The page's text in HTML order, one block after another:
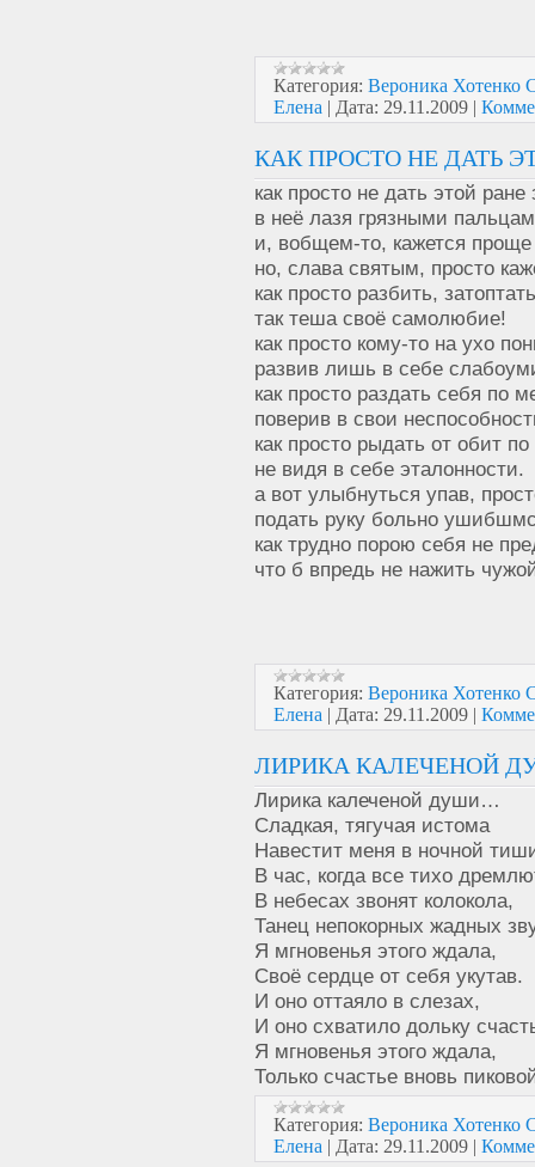
Категория: Вероника
Елена | Дата: 29.11.2009 |
КАК ПРОСТО НЕ ДАТЬ
как просто не дать этой ране
в неё лазя грязными
и, вобщем-то, кажется
но, слава святым, просто
как просто разбить,
так теша своё самолюбие!
как просто кому-то на ухо
развив лишь в себе
как просто раздать себя по
поверив в свои
как просто рыдать от обит
не видя в себе эталонности.
а вот улыбнуться упав,
подать руку больно
как трудно порою себя не
что б впредь не нажить
Категория: Вероника
Елена | Дата: 29.11.2009 |
ЛИРИКА КАЛЕЧЕНОЙ
Лирика калеченой души…
Сладкая, тягучая истома
Навестит меня в ночной
В час, когда все тихо
В небесах звонят колокола,
Танец непокорных жадных
Я мгновенья этого ждала,
Своё сердце от себя укутав.
И оно оттаяло в слезах,
И оно схватило дольку
Я мгновенья этого ждала,
Только счастье вновь
Категория: Вероника
Елена | Дата: 29.11.2009 |